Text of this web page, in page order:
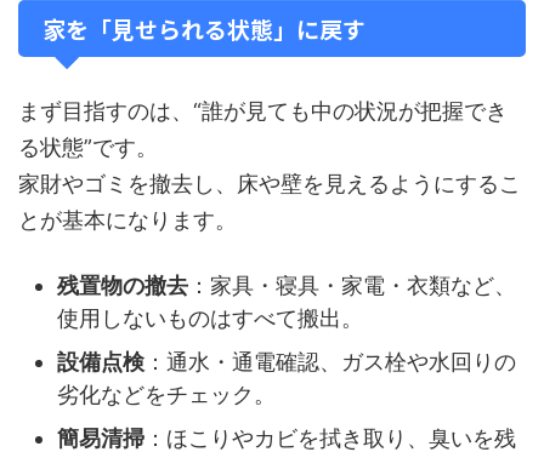
家を「見せられる状態」に戻す
まず目指すのは、“誰が見ても中の状況が把握でき
る状態”です。
家財やゴミを撤去し、床や壁を見えるようにするこ
とが基本になります。
残置物の撤去 ：家具・寝具・家電・衣類など、
使用しないものはすべて搬出。
設備点検 ：通水・通電確認、ガス栓や水回りの
劣化などをチェック。
簡易清掃 ：ほこりやカビを拭き取り、臭いを残